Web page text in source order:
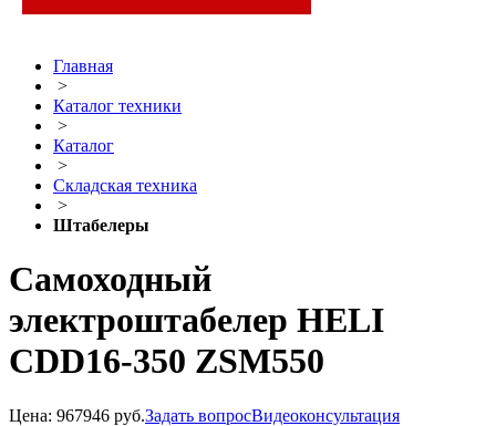
Главная
>
Каталог техники
>
Каталог
>
Складская техника
>
Штабелеры
Самоходный
электроштабелер HELI
CDD16-350 ZSM550
Цена: 967946 руб.Задать вопросВидеоконсультация